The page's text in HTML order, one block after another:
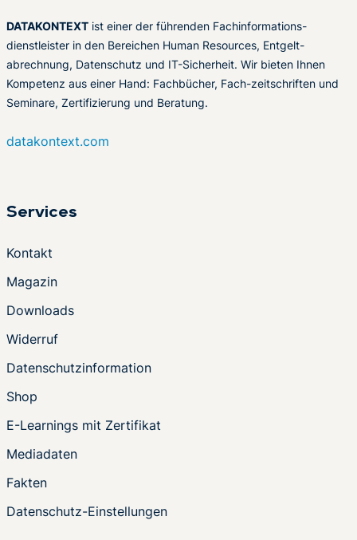
DATAKONTEXT ist einer der führenden Fachinformations-
dienstleister in den Bereichen Human Resources, Entgelt-
abrechnung, Datenschutz und IT-Sicherheit. Wir bieten Ihnen
Kompetenz aus einer Hand: Fachbücher, Fach-zeitschriften und
Seminare, Zertifizierung und Beratung.
datakontext.com
Services
Kontakt
Magazin
Downloads
Widerruf
Datenschutzinformation
Shop
E-Learnings mit Zertifikat
Mediadaten
Fakten
Datenschutz-Einstellungen